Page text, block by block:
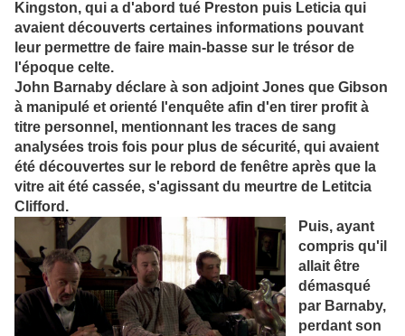
Kingston, qui a d'abord tué Preston puis Leticia qui
avaient découverts certaines informations pouvant
leur permettre de faire main-basse sur le trésor de
l'époque celte.
John Barnaby déclare à son adjoint Jones que Gibson
à manipulé et orienté l'enquête afin d'en tirer profit à
titre personnel, mentionnant les traces de sang
analysées trois fois pour plus de sécurité, qui avaient
été découvertes sur le rebord de fenêtre après que la
vitre ait été cassée, s'agissant du meurtre de Letitcia
Clifford.
Puis, ayant
compris qu'il
allait être
démasqué
par Barnaby,
perdant son